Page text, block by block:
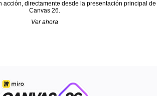
acción, directamente desde la presentación principal de
Canvas 26.
Ver ahora
general de IA